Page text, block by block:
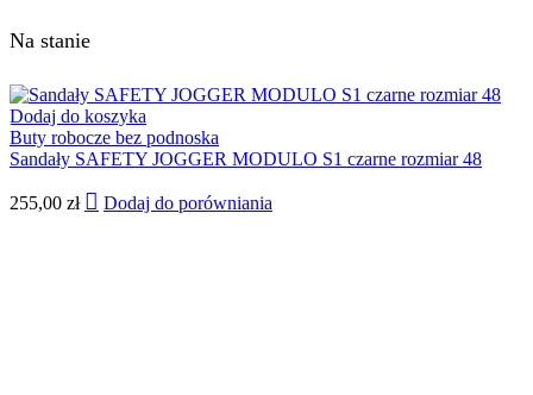
Na stanie
Dodaj do koszyka
Buty robocze bez podnoska
Sandały SAFETY JOGGER MODULO S1 czarne rozmiar 48
255,00 zł Dodaj do porówniania